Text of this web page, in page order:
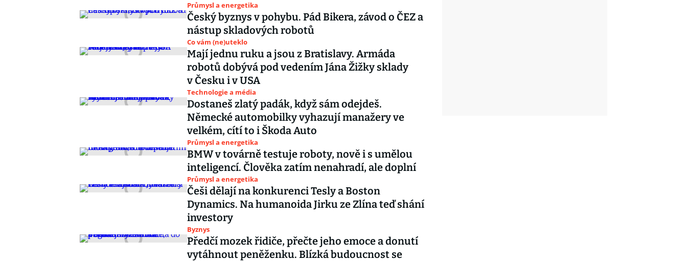
Průmysl a energetika
Český byznys v pohybu. Pád Bikera, závod o ČEZ a
nástup skladových robotů
Co vám (ne)uteklo
Mají jednu ruku a jsou z Bratislavy. Armáda
robotů dobývá pod vedením Jána Žižky sklady
v Česku i v USA
Technologie a média
Dostaneš zlatý padák, když sám odejdeš.
Německé automobilky vyhazují manažery ve
velkém, cítí to i Škoda Auto
Průmysl a energetika
BMW v továrně testuje roboty, nově i s umělou
inteligencí. Člověka zatím nenahradí, ale doplní
Průmysl a energetika
Češi dělají na konkurenci Tesly a Boston
Dynamics. Na humanoida Jirku ze Zlína teď shání
investory
Byznys
Předčí mozek řidiče, přečte jeho emoce a donutí
vytáhnout peněženku. Blízká budoucnost se